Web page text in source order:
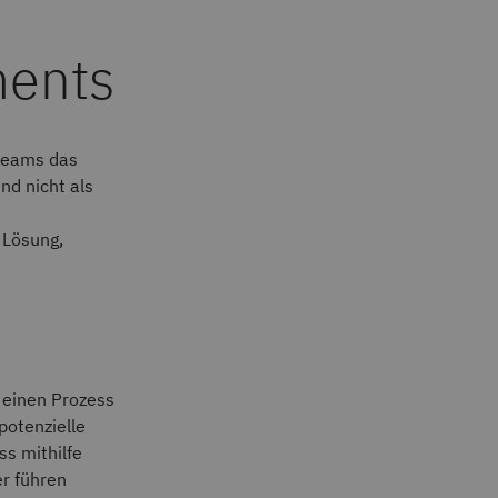
das
nicht als
Prozess
mithilfe
führen